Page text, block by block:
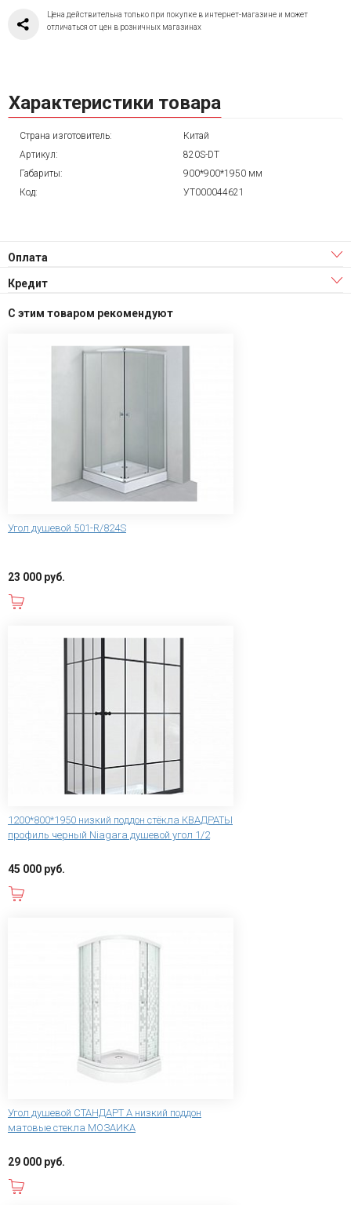
Цена действительна только при покупке в интернет-магазине и может
отличаться от цен в розничных магазинах
Характеристики товара
Страна изготовитель:
Китай
Артикул:
820S-DT
Габариты:
900*900*1950 мм
Код:
УТ000044621
Оплата
Кредит
С этим товаром рекомендуют
Угол душевой 501-R/824S
23 000 руб.
1200*800*1950 низкий поддон стёкла КВАДРАТЫ
профиль черный Niagara душевой угол 1/2
45 000 руб.
Угол душевой СТАНДАРТ А низкий поддон
матовые стекла МОЗАИКА
29 000 руб.